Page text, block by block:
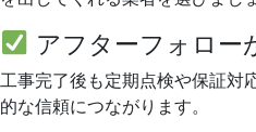
アフターフォロー
工事完了後も定期点検や保証対
的な信頼につながります。